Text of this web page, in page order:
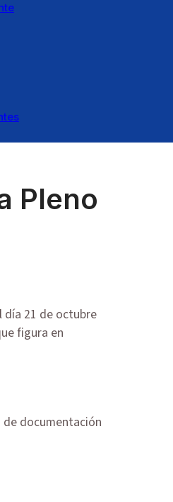
Pleno
día 21 de octubre
figura en
de documentación